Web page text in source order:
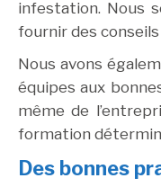
infestation. Nous
fournir des
Nous avons
équipes aux
même de
formation
Des bonnes